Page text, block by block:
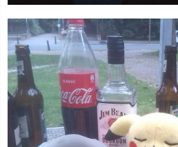
15. Juli 2017
7